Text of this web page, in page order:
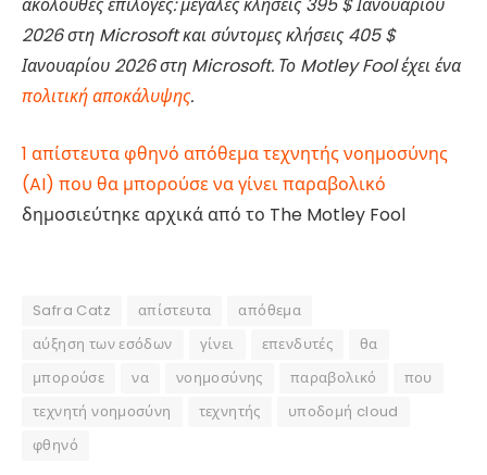
ακόλουθες επιλογές: μεγάλες κλήσεις 395 $ Ιανουαρίου
2026 στη Microsoft και σύντομες κλήσεις 405 $
Ιανουαρίου 2026 στη Microsoft. Το Motley Fool έχει ένα
πολιτική αποκάλυψης.
1 απίστευτα φθηνό απόθεμα τεχνητής νοημοσύνης
(AI) που θα μπορούσε να γίνει παραβολικό
δημοσιεύτηκε αρχικά από το The Motley Fool
Safra Catz απίστευτα
απόθεμα
αύξηση των εσόδων
γίνει επενδυτές
θα
μπορούσε
να νοημοσύνης παραβολικό
που
τεχνητή νοημοσύνη
τεχνητής
υποδομή cloud
φθηνό